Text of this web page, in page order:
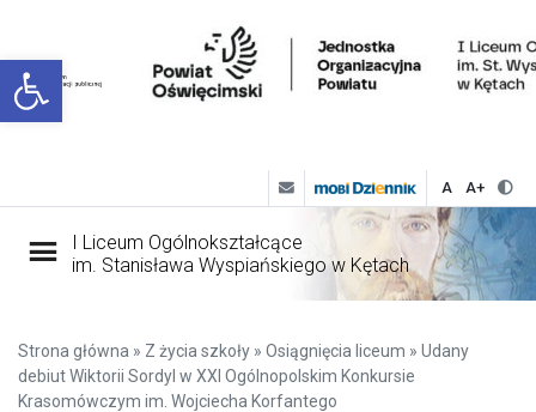
Open toolbar
A A+
I Liceum Ogólnokształcące
im. Stanisława Wyspiańskiego w Kętach
Strona główna » Z życia szkoły » Osiągnięcia liceum » Udany
debiut Wiktorii Sordyl w XXI Ogólnopolskim Konkursie
Krasomówczym im. Wojciecha Korfantego